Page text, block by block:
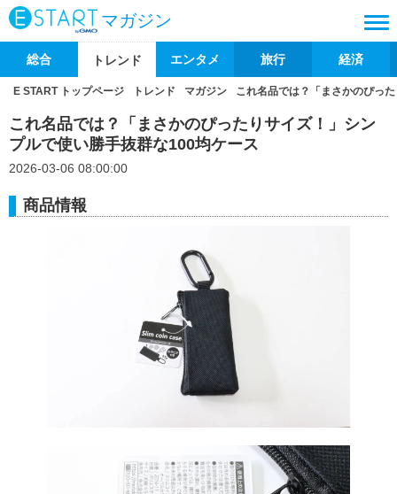
マガジン
総合 トレンド エンタメ 旅行 経済
E START トップページ トレンド マガジン これ名品では？「まさかのぴっ
これ名品では？「まさかのぴったりサイズ！」シン
プルで使い勝手抜群な100均ケース
2026-03-06 08:00:00
商品情報